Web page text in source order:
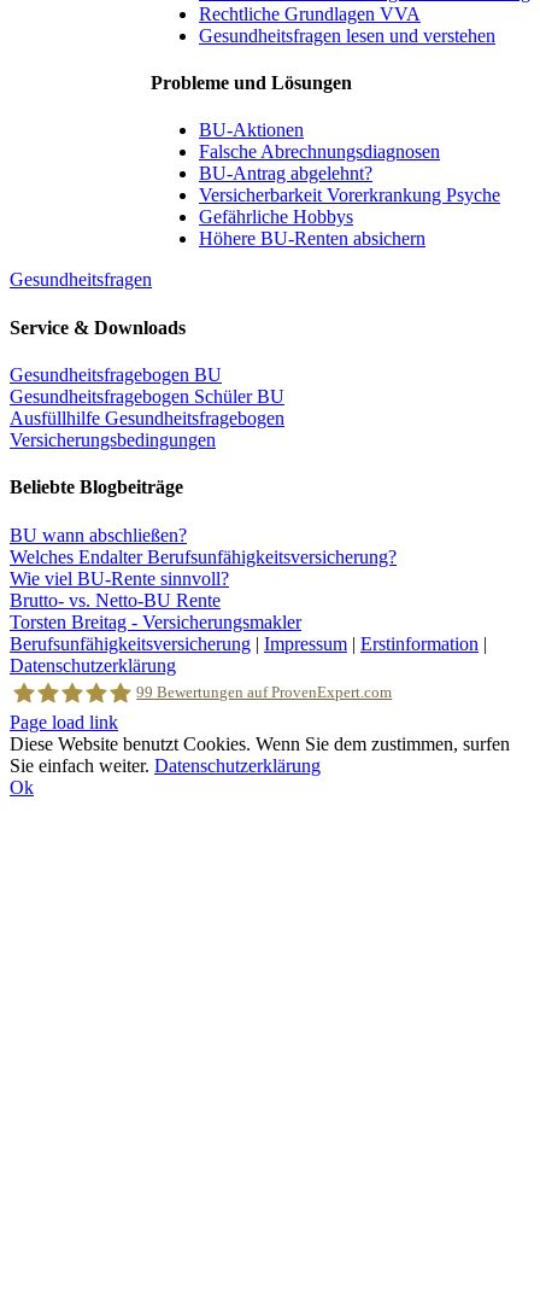
Rechtliche Grundlagen VVA
Gesundheitsfragen lesen und verstehen
Probleme und Lösungen
BU-Aktionen
Falsche Abrechnungsdiagnosen
BU-Antrag abgelehnt?
Versicherbarkeit Vorerkrankung Psyche
Gefährliche Hobbys
Höhere BU-Renten absichern
Gesundheitsfragen
Service & Downloads
Gesundheitsfragebogen BU
Gesundheitsfragebogen Schüler BU
Ausfüllhilfe Gesundheitsfragebogen
Versicherungsbedingungen
Beliebte Blogbeiträge
BU wann abschließen?
Welches Endalter Berufsunfähigkeitsversicherung?
Wie viel BU-Rente sinnvoll?
Brutto- vs. Netto-BU Rente
Torsten Breitag - Versicherungsmakler
Berufsunfähigkeitsversicherung | Impressum | Erstinformation |
Datenschutzerklärung
Torsten Breitag Versicherungsmakler
99 Bewertungen auf ProvenExpert.com
Facebook
Page load link
Diese Website benutzt Cookies. Wenn Sie dem zustimmen, surfen
Sie einfach weiter. Datenschutzerklärung
Ok